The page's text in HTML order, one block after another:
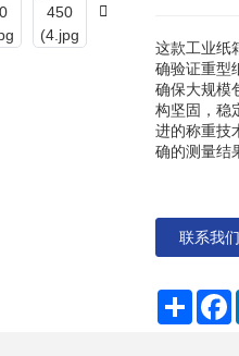
这款工业纸
确验证重型
确保大规模
构坚固，稳
进的称重技
确的测量结
联系我们
分
享